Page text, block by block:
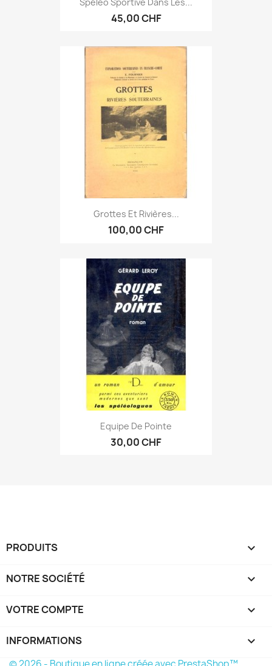
45,00 CHF
Grottes Et Rivières...
100,00 CHF
Equipe De Pointe
30,00 CHF
PRODUITS 
NOTRE SOCIÉTÉ 
VOTRE COMPTE 
INFORMATIONS keyboard_arrow_down